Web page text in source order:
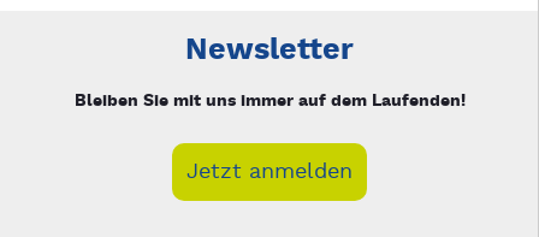
Newsletter
Bleiben Sie mit uns immer auf dem Laufenden!
Jetzt anmelden